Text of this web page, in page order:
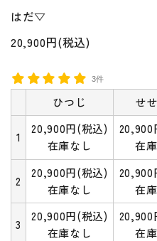
はだ▽
20,900円(税込)
3件
ひつじ せ
1
20,900円(税込)
在庫なし
20,900
在
2
20,900円(税込)
在庫なし
20,900
在
3
20,900円(税込)
在庫なし
20,900
在